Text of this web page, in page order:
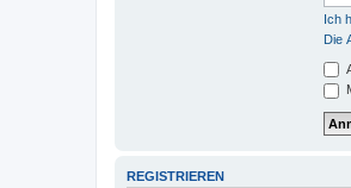
Ich
Die
REGISTRIEREN